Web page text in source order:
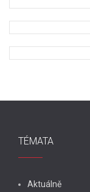
TÉMATA
Aktuálně